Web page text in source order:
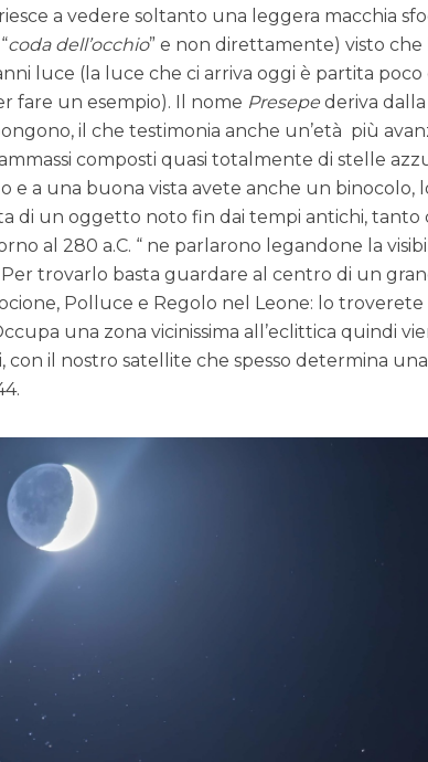
a vedere soltanto una leggera macchia
coda dell’occhio” e non direttamente) visto
luce (la luce che ci arriva oggi è partita
fare un esempio). Il nome Presepe deriva
il che testimonia anche un’età più
composti quasi totalmente di stelle
e a una buona vista avete anche un binocolo,
di un oggetto noto fin dai tempi antichi,
al 280 a.C. “ ne parlarono legandone la
trovarlo basta guardare al centro di un
Polluce e Regolo nel Leone: lo
una zona vicinissima all’eclittica quindi
con il nostro satellite che spesso determina